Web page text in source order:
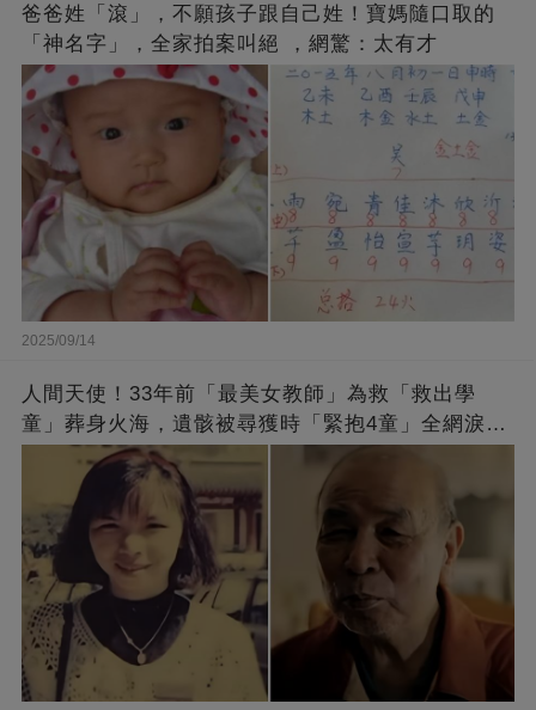
爸爸姓「滾」，不願孩子跟自己姓！寶媽隨口取的
「神名字」，全家拍案叫絕 ，網驚：太有才
2025/09/14
人間天使！33年前「最美女教師」為救「救出學
童」葬身火海，遺骸被尋獲時「緊抱4童」全網淚
崩：真正的英雄不該被遺忘